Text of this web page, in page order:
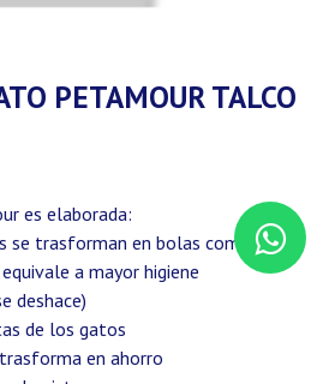
PETAMOUR TALCO
es elaborada:
se trasforman en bolas compactas
a mayor higiene
deshace)
de los gatos
en ahorro